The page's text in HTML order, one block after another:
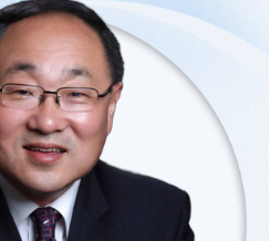
图片
金融 汽车
信息化 数字经济
银龄